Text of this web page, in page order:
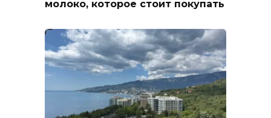
молоко, которое стоит покупать